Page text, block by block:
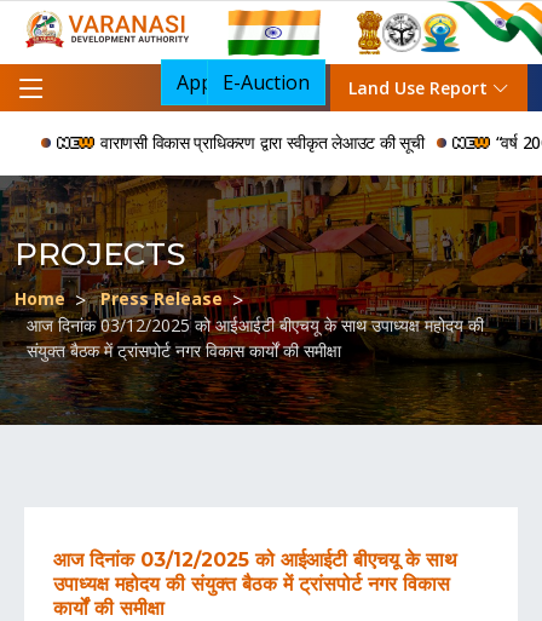
Apply For NOC
E-Auction Land Use Report
वाराणसी विकास प्राधिकरण द्वारा स्वीकृत लेआउट की सूची “वर्ष 2006
PROJECTS
Home
Press Release
आज दिनांक 03/12/2025 को आईआईटी बीएचयू के साथ उपाध्यक्ष महोदय की
संयुक्त बैठक में ट्रांसपोर्ट नगर विकास कार्यों की समीक्षा
आज दिनांक 03/12/2025 को आईआईटी बीएचयू के साथ
उपाध्यक्ष महोदय की संयुक्त बैठक में ट्रांसपोर्ट नगर विकास
कार्यों की समीक्षा